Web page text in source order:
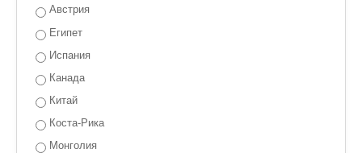
Австрия
Египет
Испания
Канада
Китай
Коста-Рика
Монголия